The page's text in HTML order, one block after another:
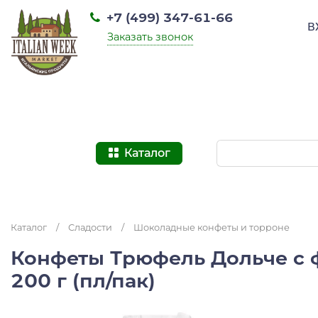
+7 (499) 347-61-66
Заказать звонок
Каталог
Каталог / Сладости / Шоколадные конфеты и торроне
Конфеты Трюфель Дольче с
200 г (пл/пак)